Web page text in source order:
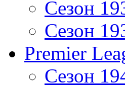
Сезон
Сезон
Premier
Сезон